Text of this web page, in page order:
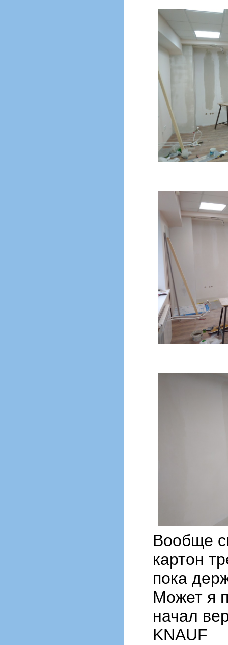
Вообще
картон
пока
Может я
начал
KNAUF